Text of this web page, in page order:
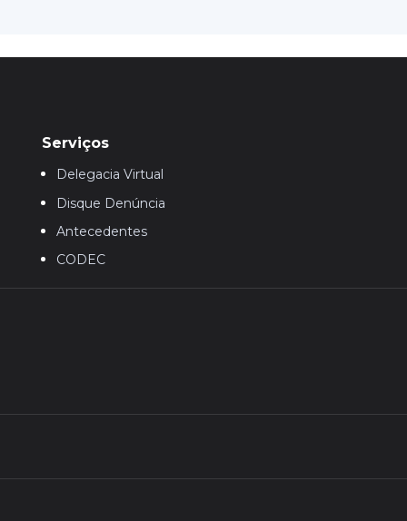
Serviços
Delegacia Virtual
Disque Denúncia
Antecedentes
CODEC